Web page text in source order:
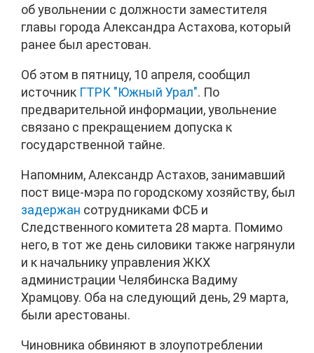
об увольнении с должности заместителя
главы города Александра Астахова, который
ранее был арестован.
Об этом в пятницу, 10 апреля, сообщил
источник ГТРК "Южный Урал". По
предварительной информации, увольнение
связано с прекращением допуска к
государственной тайне.
Напомним, Александр Астахов, занимавший
пост вице-мэра по городскому хозяйству, был
задержан сотрудниками ФСБ и
Следственного комитета 28 марта. Помимо
него, в тот же день силовики также нагрянули
и к начальнику управления ЖКХ
администрации Челябинска Вадиму
Храмцову. Оба на следующий день, 29 марта,
были арестованы.
Чиновника обвиняют в злоупотреблении